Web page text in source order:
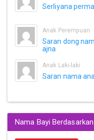
Serliyana
Anak Perempuan
Saran dong
ajna
Anak Laki-laki
Saran nama
Nama Bayi